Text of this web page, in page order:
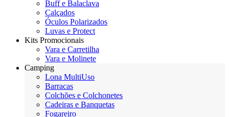
Buff e Balaclava
Calçados
Óculos Polarizados
Luvas e Protect
Kits Promocionais
Vara e Carretilha
Vara e Molinete
Camping
Lona MultiUso
Barracas
Colchões e Colchonetes
Cadeiras e Banquetas
Fogareiro